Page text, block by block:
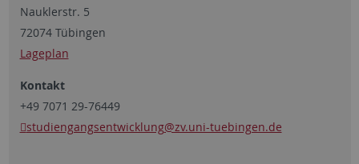
Nauklerstr. 5
72074 Tübingen
Lageplan
Kontakt
+49 7071 29-76449
studiengangsentwicklung@zv.uni-tuebingen.de